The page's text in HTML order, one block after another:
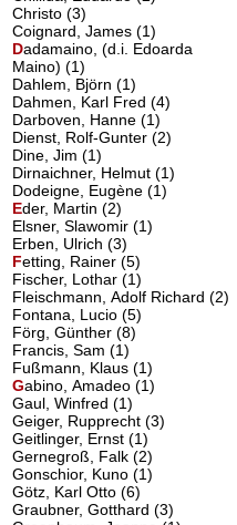
Christo (3)
Coignard, James (1)
Dadamaino, (d.i. Edoarda
Maino)(1)
Dahlem, Björn (1)
Dahmen, Karl Fred (4)
Darboven, Hanne (1)
Dienst, Rolf-Gunter (2)
Dine, Jim (1)
Dirnaichner, Helmut (1)
Dodeigne, Eugène (1)
Eder, Martin(2)
Elsner, Slawomir (1)
Erben, Ulrich (3)
Fetting, Rainer(5)
Fischer, Lothar (1)
Fleischmann, Adolf Richard (2)
Fontana, Lucio (5)
Förg, Günther (8)
Francis, Sam (1)
Fußmann, Klaus (1)
Gabino, Amadeo(1)
Gaul, Winfred (1)
Geiger, Rupprecht (3)
Geitlinger, Ernst (1)
Gernegroß, Falk (2)
Gonschior, Kuno (1)
Götz, Karl Otto (6)
Graubner, Gotthard (3)